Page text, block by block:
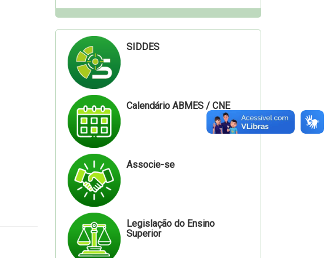
SIDDES
Calendário ABMES / CNE
Associe-se
Legislação do Ensino
Superior